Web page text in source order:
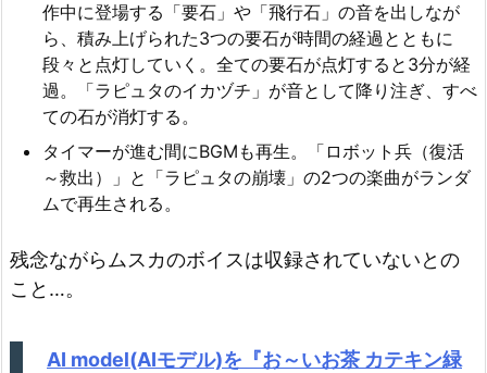
作中に登場する「要石」や「飛行石」の音を出しなが
ら、積み上げられた3つの要石が時間の経過とともに
段々と点灯していく。全ての要石が点灯すると3分が経
過。「ラピュタのイカヅチ」が音として降り注ぎ、すべ
ての石が消灯する。
タイマーが進む間にBGMも再生。「ロボット兵（復活
～救出）」と「ラピュタの崩壊」の2つの楽曲がランダ
ムで再生される。
残念ながらムスカのボイスは収録されていないとの
こと…。
AI model(AIモデル)を『お～いお茶 カテキン緑